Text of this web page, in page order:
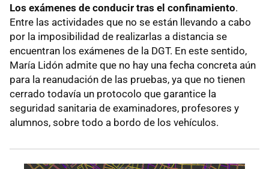
Los exámenes de conducir tras el confinamiento.
Entre las actividades que no se están llevando a cabo
por la imposibilidad de realizarlas a distancia se
encuentran los exámenes de la DGT. En este sentido,
María Lidón admite que no hay una fecha concreta aún
para la reanudación de las pruebas, ya que no tienen
cerrado todavía un protocolo que garantice la
seguridad sanitaria de examinadores, profesores y
alumnos, sobre todo a bordo de los vehículos.